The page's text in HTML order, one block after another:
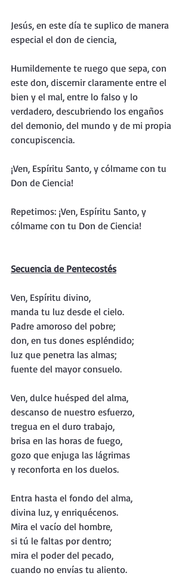
Jesús, en este día te suplico de manera
especial el don de ciencia,
Humildemente te ruego que sepa, con
este don, discernir claramente entre el
bien y el mal, entre lo falso y lo
verdadero, descubriendo los engaños
del demonio, del mundo y de mi propia
concupiscencia.
¡Ven, Espíritu Santo, y cólmame con tu
Don de Ciencia!
Repetimos: ¡Ven, Espíritu Santo, y
cólmame con tu Don de Ciencia!
Secuencia de Pentecostés
Ven, Espíritu divino,
manda tu luz desde el cielo.
Padre amoroso del pobre;
don, en tus dones espléndido;
luz que penetra las almas;
fuente del mayor consuelo.
Ven, dulce huésped del alma,
descanso de nuestro esfuerzo,
tregua en el duro trabajo,
brisa en las horas de fuego,
gozo que enjuga las lágrimas
y reconforta en los duelos.
Entra hasta el fondo del alma,
divina luz, y enriquécenos.
Mira el vacío del hombre,
si tú le faltas por dentro;
mira el poder del pecado,
cuando no envías tu aliento.